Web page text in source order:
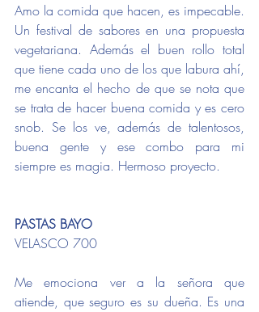
Amo la comida que hacen, es impecable.
Un festival de sabores en una propuesta
vegetariana. Además el buen rollo total
que tiene cada uno de los que labura ahí,
me encanta el hecho de que se nota que
se trata de hacer buena comida y es cero
snob. Se los ve, además de talentosos,
buena gente y ese combo para mi
siempre es magia. Hermoso proyecto.
PASTAS BAYO
VELASCO 700
Me emociona ver a la señora que
atiende, que seguro es su dueña. Es una